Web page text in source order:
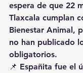
espera de que 22
Tlaxcala cumplan
Bienestar Animal,
no han publicado
obligatorios.
📌 Españita fue el